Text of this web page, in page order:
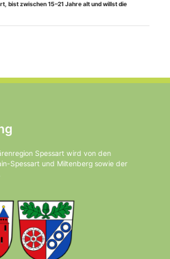
bist zwischen 15–21 Jahre alt und willst die
Spessart wird von den
Spessart und Miltenberg sowie der